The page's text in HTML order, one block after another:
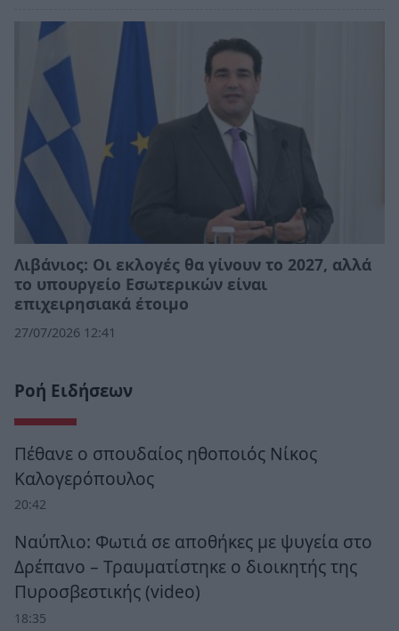
Λιβάνιος: Οι εκλογές θα γίνουν το 2027, αλλά
το υπουργείο Εσωτερικών είναι
επιχειρησιακά έτοιμο
27/07/2026 12:41
Ροή Ειδήσεων
Πέθανε ο σπουδαίος ηθοποιός Νίκος
Καλογερόπουλος
20:42
Ναύπλιο: Φωτιά σε αποθήκες με ψυγεία στο
Δρέπανο – Τραυματίστηκε ο διοικητής της
Πυροσβεστικής (video)
18:35